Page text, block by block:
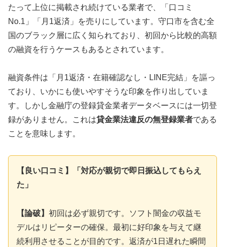
たって上位に掲載され続けている業者で、「口コミ
No.1」「月1返済」を売りにしています。守口市を含む全
国のブラック層に広く知られており、初回から比較的高額
の融資を行うケースもあるとされています。
融資条件は「月1返済・在籍確認なし・LINE完結」を謳っ
ており、いかにも使いやすそうな印象を作り出していま
す。しかし金融庁の登録貸金業者データベースには一切登
録がありません。これは貸金業法違反の無登録業者である
ことを意味します。
【良い口コミ】「対応が親切で即日振込してもらえ
た」
【論破】 初回は必ず親切です。ソフト闇金の収益モ
デルはリピーターの確保。最初に好印象を与えて継
続利用させることが目的です。返済が1日遅れた瞬間